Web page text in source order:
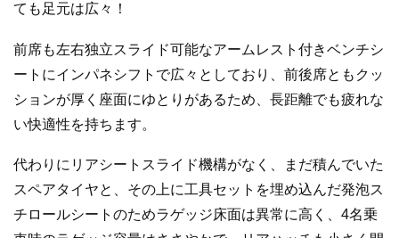
ても足元は広々！
前席も左右独立スライド可能なアームレスト付きベンチシ
ートにインパネシフトで広々としており、前後席ともクッ
ションが厚く座面にゆとりがあるため、長距離でも疲れな
い快適性を持ちます。
代わりにリアシートスライド機構がなく、まだ積んでいた
スペアタイヤと、その上に工具セットを埋め込んだ発泡ス
チロールシートのためラゲッジ床面は異常に高く、4名乗